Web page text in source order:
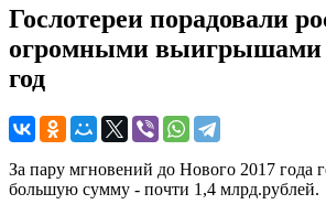
Гослотереи порадовали
огромными
год
За пару мгновений до Нового 2017 года
большую сумму - почти 1,4 млрд.рублей.